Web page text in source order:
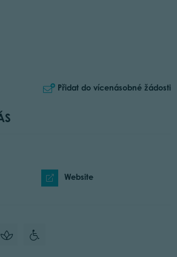
Přidat do vícenásobné žádosti
Website